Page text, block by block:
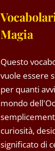
Magia
Questo
vuole essere
per quanti
mondo
curiosità,
significato di